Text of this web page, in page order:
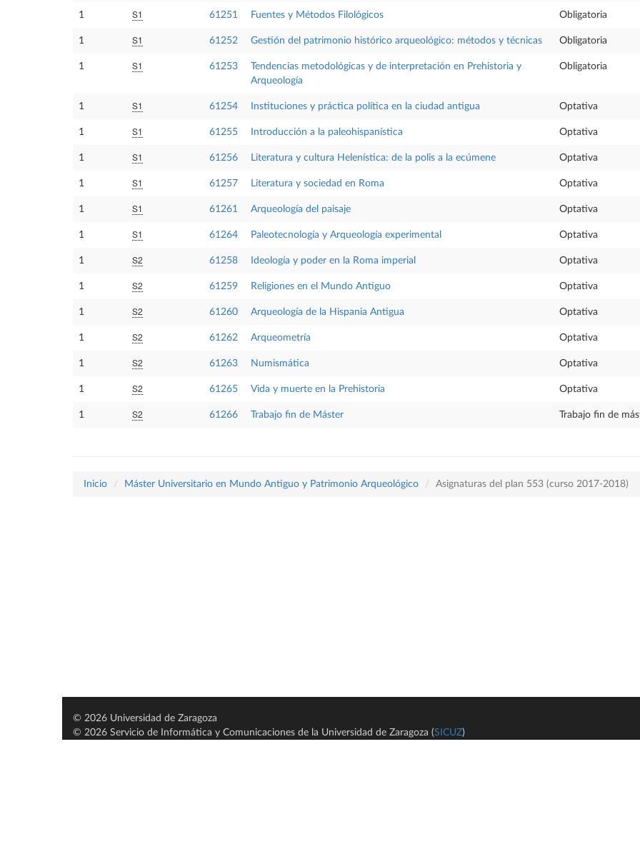
1 S1 61251 Fuentes y Métodos Filológicos Obligatoria
1 S1 61252 Gestión del patrimonio histórico arqueológico: métodos y técnicas Obligatoria
1 S1 61253
Tendencias metodológicas y de interpretación en Prehistoria y
Arqueología
Obligatoria
1 S1 61254 Instituciones y práctica política en la ciudad antigua Optativa
1 S1 61255 Introducción a la paleohispanística Optativa
1 S1 61256 Literatura y cultura Helenística: de la polis a la ecúmene Optativa
1 S1 61257 Literatura y sociedad en Roma Optativa
1 S1 61261 Arqueología del paisaje Optativa
1 S1 61264 Paleotecnología y Arqueología experimental Optativa
1 S2 61258 Ideología y poder en la Roma imperial Optativa
1 S2 61259 Religiones en el Mundo Antiguo Optativa
1 S2 61260 Arqueología de la Hispania Antigua Optativa
1 S2 61262 Arqueometría Optativa
1 S2 61263 Numismática Optativa
1 S2 61265 Vida y muerte en la Prehistoria Optativa
1 S2 61266 Trabajo fin de Máster Trabajo fin de
Inicio Máster Universitario en Mundo Antiguo y Patrimonio Arqueológico Asignaturas del plan 553 (curso 2017-2018)
© 2026 Universidad de Zaragoza
© 2026 Servicio de Informática y Comunicaciones de la Universidad de Zaragoza (SICUZ)